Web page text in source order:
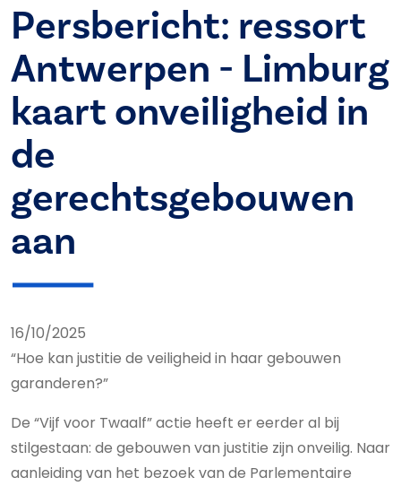
Persbericht: ressort
Antwerpen - Limburg
kaart onveiligheid in
de
gerechtsgebouwen
aan
16/10/2025
“Hoe kan justitie de veiligheid in haar gebouwen
garanderen?”
De “Vijf voor Twaalf” actie heeft er eerder al bij
stilgestaan: de gebouwen van justitie zijn onveilig. Naar
aanleiding van het bezoek van de Parlementaire